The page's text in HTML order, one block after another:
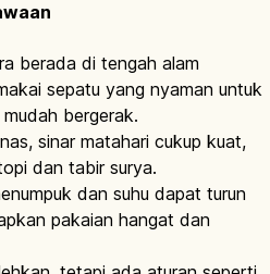
berada di tengah alam
sepatu yang nyaman untuk
bergerak.
sinar matahari cukup kuat,
dan tabir surya.
dan suhu dapat turun
pakaian hangat dan